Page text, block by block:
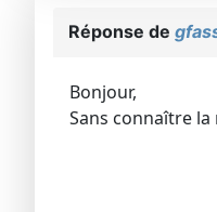
Réponse de
Bonjour,
Sans connaître